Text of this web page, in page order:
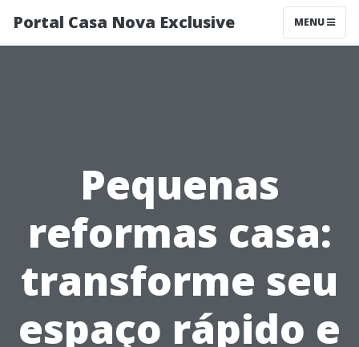
Portal Casa Nova Exclusive MENU
Pequenas
reformas casa:
transforme seu
espaço rápido e